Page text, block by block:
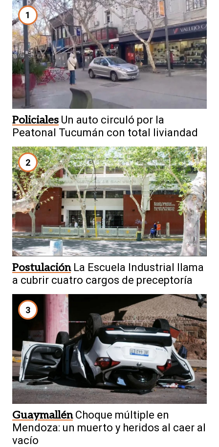
1
Policiales Un auto circuló por la
Peatonal Tucumán con total liviandad
2
Postulación La Escuela Industrial llama
a cubrir cuatro cargos de preceptoría
3
Guaymallén Choque múltiple en
Mendoza: un muerto y heridos al caer al
vacío